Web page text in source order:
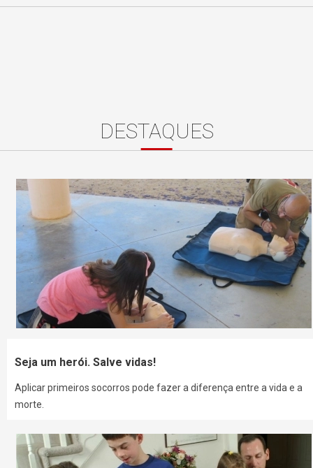
DESTAQUES
Seja um herói. Salve vidas!
Aplicar primeiros socorros pode fazer a diferença entre a vida e a
morte.